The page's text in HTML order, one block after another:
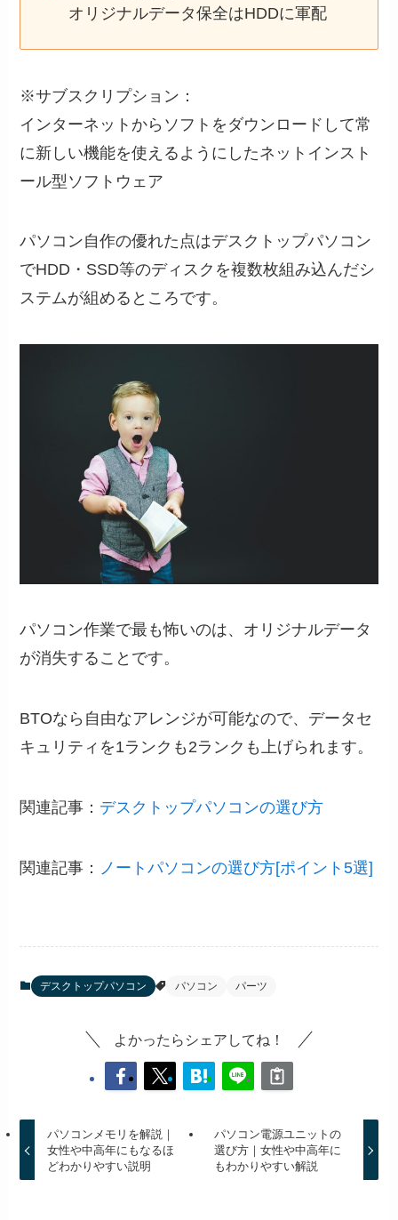
オリジナルデータ保全はHDDに軍配
※サブスクリプション：
インターネットからソフトをダウンロードして常
に新しい機能を使えるようにしたネットインスト
ール型ソフトウェア
パソコン自作の優れた点はデスクトップパソコン
でHDD・SSD等のディスクを複数枚組み込んだシ
ステムが組めるところです。
パソコン作業で最も怖いのは、 オリジナルデータ
が消失することです。
BTOなら自由なアレンジが可能なので、データセ
キュリティを1ランクも2ランクも上げられます。
関連記事： デスクトップパソコンの選び方
関連記事： ノートパソコンの選び方[ポイント5選]
デスクトップパソコン パソコン パーツ
よかったらシェアしてね！
パソコンメモリを解説｜
女性や中高年にもなるほ
どわかりやすい説明
パソコン電源ユニットの
選び方｜女性や中高年に
もわかりやすい解説